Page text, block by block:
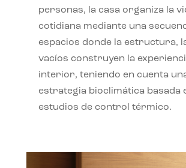
personas, la casa organiza la
cotidiana mediante una
espacios donde la estructura,
vacíos construyen la
interior, teniendo en cuenta
estrategia bioclimática basada
estudios de control térmico.